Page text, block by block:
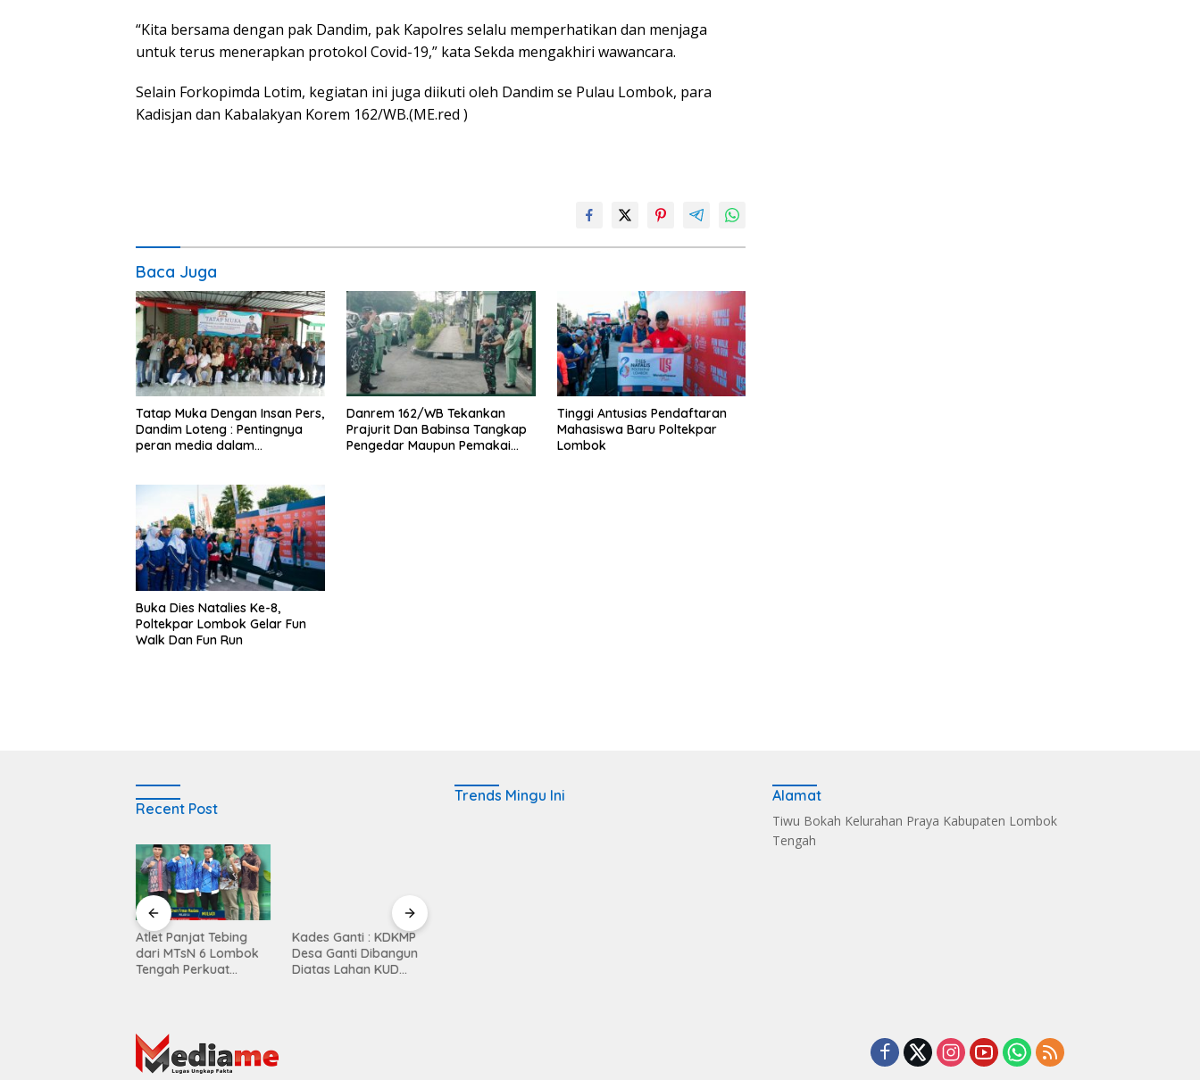
“Kita bersama dengan pak Dandim, pak Kapolres selalu memperhatikan dan menjaga
untuk terus menerapkan protokol Covid-19,” kata Sekda mengakhiri wawancara.
Selain Forkopimda Lotim, kegiatan ini juga diikuti oleh Dandim se Pulau Lombok, para
Kadisjan dan Kabalakyan Korem 162/WB.(ME.red )
Baca Juga
Tatap Muka Dengan Insan Pers,
Dandim Loteng : Pentingnya
peran media dalam
Danrem 162/WB Tekankan
Prajurit Dan Babinsa Tangkap
Pengedar Maupun Pemakai
Tinggi Antusias Pendaftaran
Mahasiswa Baru Poltekpar
Lombok
Buka Dies Natalies Ke-8,
Poltekpar Lombok Gelar Fun
Walk Dan Fun Run
Recent Post
Atlet Panjat Tebing
dari MTsN 6 Lombok
Tengah Perkuat
Kades Ganti : KDKMP
Desa Ganti Dibangun
Diatas Lahan KUD
Trends Mingu Ini Alamat
Tiwu Bokah Kelurahan Praya Kabupaten Lombok
Tengah